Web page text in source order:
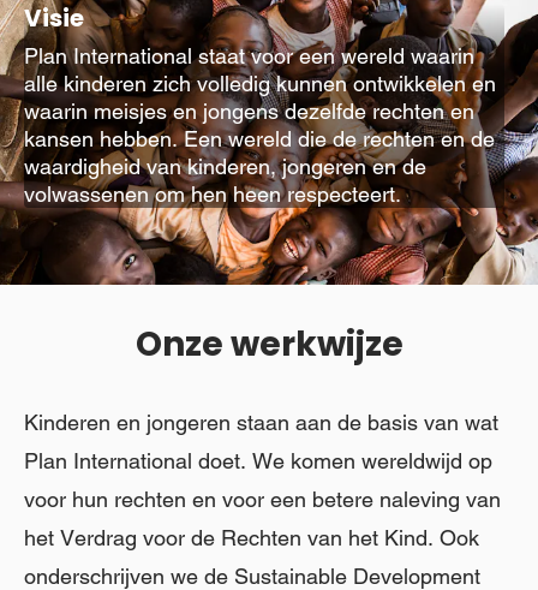
Visie
Plan International staat voor een wereld waarin
alle kinderen zich volledig kunnen ontwikkelen en
waarin meisjes en jongens dezelfde rechten en
kansen hebben. Een wereld die de rechten en de
waardigheid van kinderen, jongeren en de
volwassenen om hen heen respecteert.
Onze werkwijze
Kinderen en jongeren staan aan de basis van wat
Plan International doet. We komen wereldwijd op
voor hun rechten en voor een betere naleving van
het Verdrag voor de Rechten van het Kind. Ook
onderschrijven we de Sustainable Development